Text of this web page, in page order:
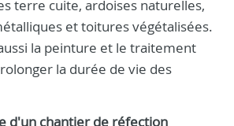
terre cuite, ardoises naturelles,
et toitures végétalisées.
la peinture et le traitement
la durée de vie des
d'un chantier de réfection